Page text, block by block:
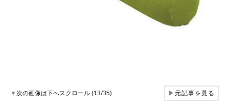
▼次の画像は下へスクロール (13/35) ▶元記事を見る